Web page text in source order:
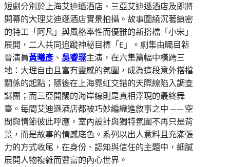
短劇分別於上海艾迪遜酒店、三亞艾迪遜酒店及即將
開幕的大理艾迪遜酒店實景拍攝。故事圍繞沉著縝密
的特工「阿凡」與風格率性而優雅的新搭檔「小宋」
展開，二人共同追蹤神秘目標「E」。劇集由矚目新
晉演員黃曦彥 、 吳睿琛主演，在六集篇幅中橫跨三
地：大理自由且富有靈感的氛圍，成為這段意外搭檔
關係的起點；隨後在上海霓虹交錯的天際線陷入調查
謎團；而三亞開闊的海岸線則是真相浮現的最終舞
臺。每間艾迪遜酒店都被巧妙編織進敘事之中 —— 空
間與情節彼此呼應，室內設計與獨特氛圍不再只是背
景，而是故事的情感底色。系列以出人意料且充滿張
力的方式收尾，在身份、認知與信任的主題中，細膩
展開人物複雜而豐富的內心世界。